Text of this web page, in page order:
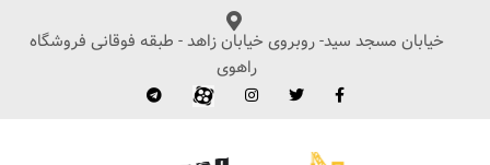
خیابان مسجد سید- روبروی خیابان زاهد - طبقه فوقانی فروشگاه
راهوی